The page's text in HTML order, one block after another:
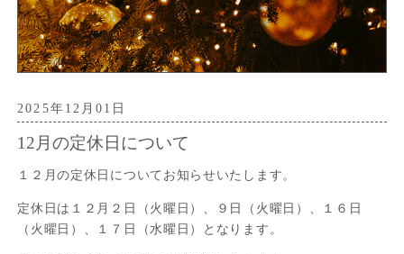
2025年12月01日
12月の定休日について
１２月の定休日についてお知らせいたします。
定休日は１２月２日（火曜日）、９日（火曜日）、１６日
（火曜日）、１７日（水曜日）となります。